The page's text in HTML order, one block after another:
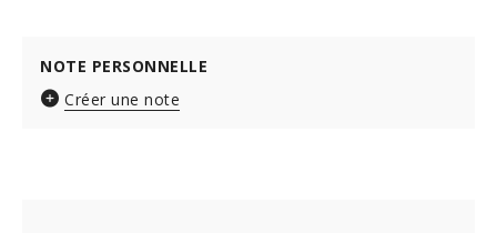
NOTE PERSONNELLE
Créer une note